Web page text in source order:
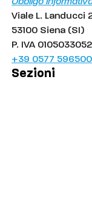
Obbligo
Viale L. Landucci
53100 Siena (SI)
P. IVA
+39 0577 596500
Sezioni